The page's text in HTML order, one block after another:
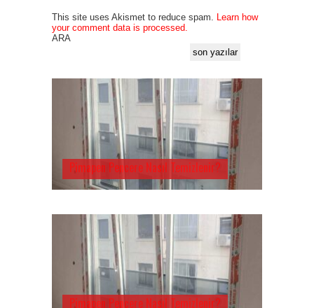
This site uses Akismet to reduce spam. Learn how
your comment data is processed.
ARA
son yazılar
Pimapen Pencere Nasıl Temizlenir?
Pimapen Pencere Nasıl Temizlenir?